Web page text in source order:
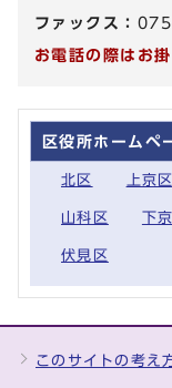
ファックス：
お電話の際はお
区役所ホームペ
北区 上京区
山科区 下
伏見区
このサイトの考え